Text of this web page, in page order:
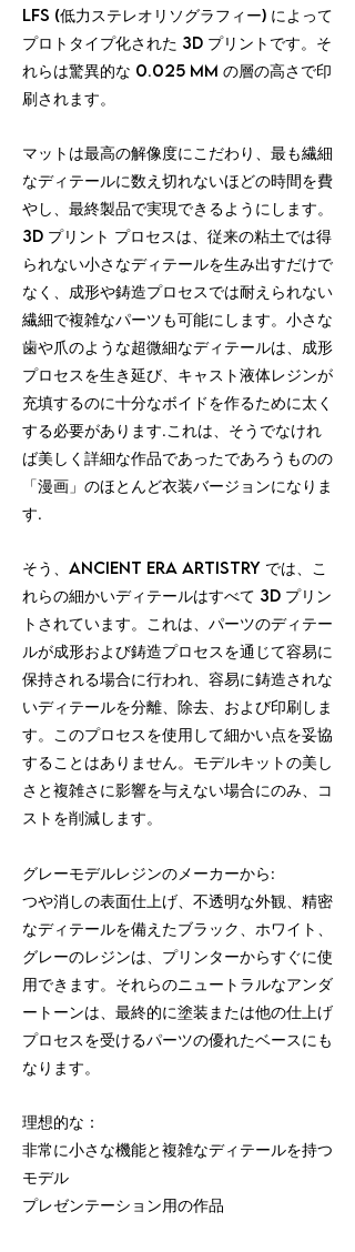
LFS (低力ステレオリソグラフィー) によって
プロトタイプ化された 3D プリントです。そ
れらは驚異的な 0.025 mm の層の高さで印
刷されます。
マットは最高の解像度にこだわり、最も繊細
なディテールに数え切れないほどの時間を費
やし、最終製品で実現できるようにします。
3D プリント プロセスは、従来の粘土では得
られない小さなディテールを生み出すだけで
なく、成形や鋳造プロセスでは耐えられない
繊細で複雑なパーツも可能にします。小さな
歯や爪のような超微細なディテールは、成形
プロセスを生き延び、キャスト液体レジンが
充填するのに十分なボイドを作るために太く
する必要があります.これは、そうでなけれ
ば美しく詳細な作品であったであろうものの
「漫画」のほとんど衣装バージョンになりま
す.
そう、Ancient Era Artistry では、こ
れらの細かいディテールはすべて 3D プリン
トされています。これは、パーツのディテー
ルが成形および鋳造プロセスを通じて容易に
保持される場合に行われ、容易に鋳造されな
いディテールを分離、除去、および印刷しま
す。このプロセスを使用して細かい点を妥協
することはありません。モデルキットの美し
さと複雑さに影響を与えない場合にのみ、コ
ストを削減します。
グレーモデルレジンのメーカーから:
つや消しの表面仕上げ、不透明な外観、精密
なディテールを備えたブラック、ホワイト、
グレーのレジンは、プリンターからすぐに使
用できます。それらのニュートラルなアンダ
ートーンは、最終的に塗装または他の仕上げ
プロセスを受けるパーツの優れたベースにも
なります。
理想的な：
非常に小さな機能と複雑なディテールを持つ
モデル
プレゼンテーション用の作品